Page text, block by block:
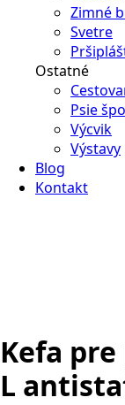
Zimné
Svetre
Ostatné
Psie
Výcvik
Výstavy
Blog
Kontakt
Kefa pre
L